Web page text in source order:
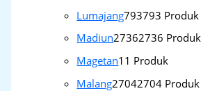
Lumajang793793 Produk
Madiun27362736 Produk
Magetan1 1 Produk
Malang27042704 Produk